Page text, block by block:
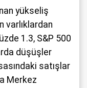
yükseliş
varlıklardan
1.3, S&P 500
düşüşler
satışlar
Merkez